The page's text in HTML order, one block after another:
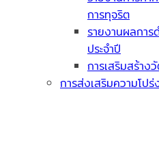
การทุจริต
รายงานผลการ
ประจำปี
การเสริมสร้า
การส่งเสริมความโปร่